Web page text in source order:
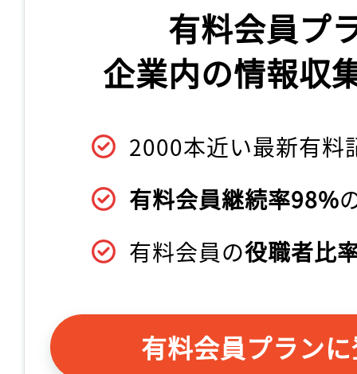
有料会員プ
企業内の情報収
2000本近い最新有料
有料会員継続率98%
有料会員の役職者比
有料会員プラン